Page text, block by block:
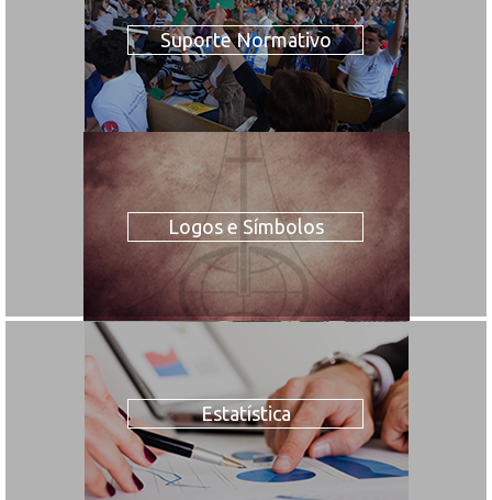
Suporte Normativo
Logos e Símbolos
Estatística